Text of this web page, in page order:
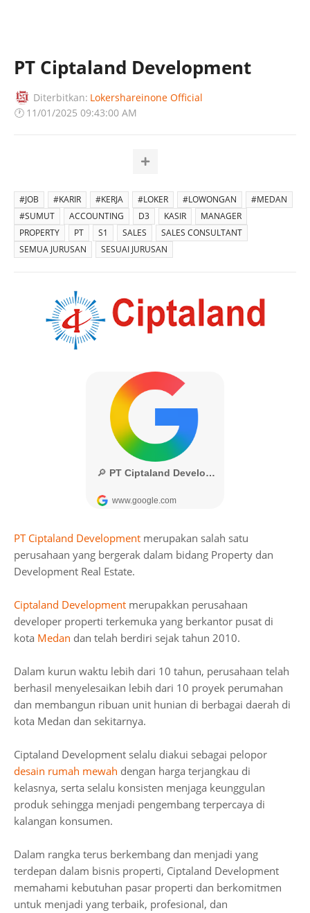
PT Ciptaland Development
Diterbitkan: Lokershareinone Official
🕐 11/01/2025 09:43:00 AM
#JOB #KARIR #KERJA #LOKER #LOWONGAN
#MEDAN
#SUMUT
ACCOUNTING D3 KASIR
MANAGER
PROPERTY
PT S1 SALES
SALES CONSULTANT
SEMUA JURUSAN
SESUAI JURUSAN
PT Ciptaland Development merupakan salah satu
perusahaan yang bergerak dalam bidang Property dan
Development Real Estate.
Ciptaland Development merupakkan perusahaan
developer properti terkemuka yang berkantor pusat di
kota Medan dan telah berdiri sejak tahun 2010.
Dalam kurun waktu lebih dari 10 tahun, perusahaan telah
berhasil menyelesaikan lebih dari 10 proyek perumahan
dan membangun ribuan unit hunian di berbagai daerah di
kota Medan dan sekitarnya.
Ciptaland Development selalu diakui sebagai pelopor
desain rumah mewah dengan harga terjangkau di
kelasnya, serta selalu konsisten menjaga keunggulan
produk sehingga menjadi pengembang terpercaya di
kalangan konsumen.
Dalam rangka terus berkembang dan menjadi yang
terdepan dalam bisnis properti, Ciptaland Development
memahami kebutuhan pasar properti dan berkomitmen
untuk menjadi yang terbaik, profesional, dan